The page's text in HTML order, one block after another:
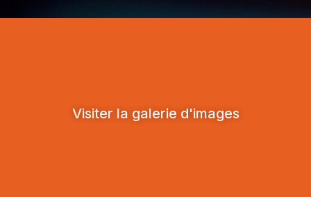
Visiter la galerie d'images